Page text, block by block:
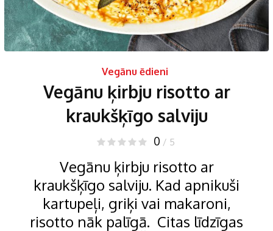
Vegānu ēdieni
Vegānu ķirbju risotto ar
kraukšķīgo salviju
0 / 5
Vegānu ķirbju risotto ar
kraukšķīgo salviju. Kad apnikuši
kartupeļi, griķi vai makaroni,
risotto nāk palīgā. Citas līdzīgas